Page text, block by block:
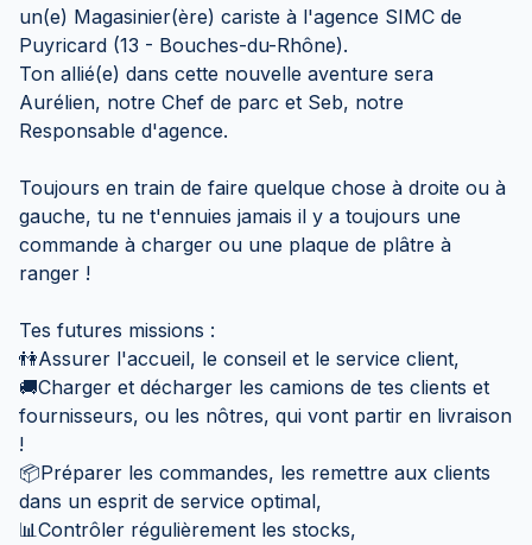
un(e) Magasinier(ère) cariste à l'agence SIMC de
Puyricard (13 - Bouches-du-Rhône).
Ton allié(e) dans cette nouvelle aventure sera
Aurélien, notre Chef de parc et Seb, notre
Responsable d'agence.
Toujours en train de faire quelque chose à droite ou à
gauche, tu ne t'ennuies jamais il y a toujours une
commande à charger ou une plaque de plâtre à
ranger !
Tes futures missions :
👫Assurer l'accueil, le conseil et le service client,
🚚Charger et décharger les camions de tes clients et
fournisseurs, ou les nôtres, qui vont partir en livraison
!
📦Préparer les commandes, les remettre aux clients
dans un esprit de service optimal,
📊Contrôler régulièrement les stocks,